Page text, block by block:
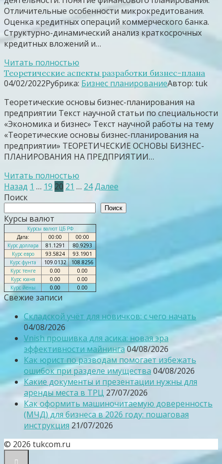
Отличительные особенности микрокредитования.
Оценка кредитных операций коммерческого банка.
Структурно-динамический анализ краткосрочных
кредитных вложений и…
Читать полностью
Теоретические аспекты разработки бизнес-плана
04/02/2022Рубрика: Бизнес планированиеАвтор: tuk
Теоретические основы бизнес-планирования на
предприятии Текст научной статьи по специальности
«Экономика и бизнес» Текст научной работы на тему
«Теоретические основы бизнес-планирования на
предприятии» ТЕОРЕТИЧЕСКИЕ ОСНОВЫ БИЗНЕС-
ПЛАНИРОВАНИЯ НА ПРЕДПРИЯТИИ…
Читать полностью
Пагинация
записей
Назад 1 … 19 20 21 … 24Далее
Поиск
Поиск
Курсы валют
Курсы валют ЦБ РФ
Дата:
00:00
00:00
Курс доллара
81.1291
80.9293
Курс евро
93.5824
93.1901
Курс фунта
109.0132
108.8256
Курс тенге
0.00
0.00
Курс юаня
0.00
0.00
Курс йены
0.00 0.00
Свежие записи
Складской учёт для новичков: с чего начать
04/08/2026
Vnish прошивка для асика: новая эра
эффективности майнинга04/08/2026
Как юрист по разводам помогает избежать
ошибок при разделе имущества 04/08/2026
Какие документы и презентации нужны для
аренды места в ТРЦ 27/07/2026
Как оформить машиночитаемую доверенность
(МЧД) для бизнеса в 2026 году: пошаговая
инструкция 21/07/2026
© 2026 tukcom.ru